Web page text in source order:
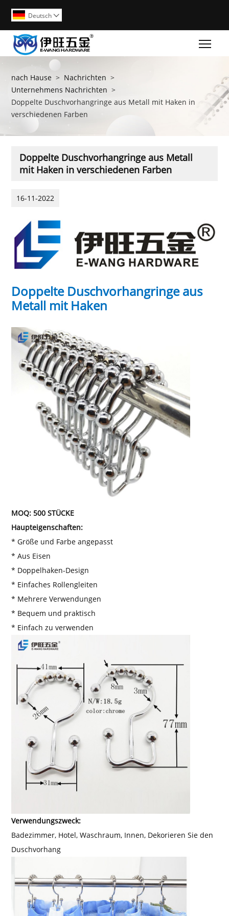
Deutsch 
nach Hause > Nachrichten >
Unternehmens Nachrichten >
Doppelte Duschvorhangringe aus Metall mit Haken in
verschiedenen Farben
Doppelte Duschvorhangringe aus Metall
mit Haken in verschiedenen Farben
16-11-2022
Doppelte Duschvorhangringe aus
Metall mit Haken
MOQ: 500 STÜCKE
Haupteigenschaften:
* Größe und Farbe angepasst
* Aus Eisen
* Doppelhaken-Design
* Einfaches Rollengleiten
* Mehrere Verwendungen
* Bequem und praktisch
* Einfach zu verwenden
Verwendungszweck:
Badezimmer, Hotel, Waschraum, Innen, Dekorieren Sie den
Duschvorhang